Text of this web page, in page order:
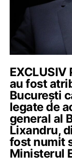
EXCLUSIV
au fost
București
legate de
general al
Lixandru,
fost numit
Ministerul